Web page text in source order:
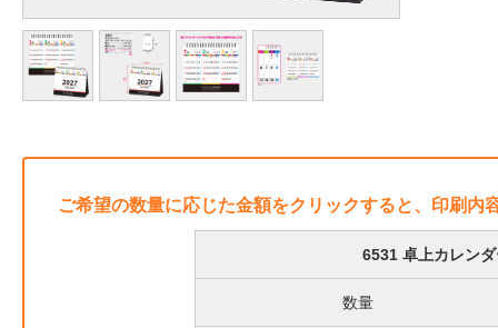
ご希望の数量に応じた金額をクリックすると、印刷内
6531 卓上カレン
数量